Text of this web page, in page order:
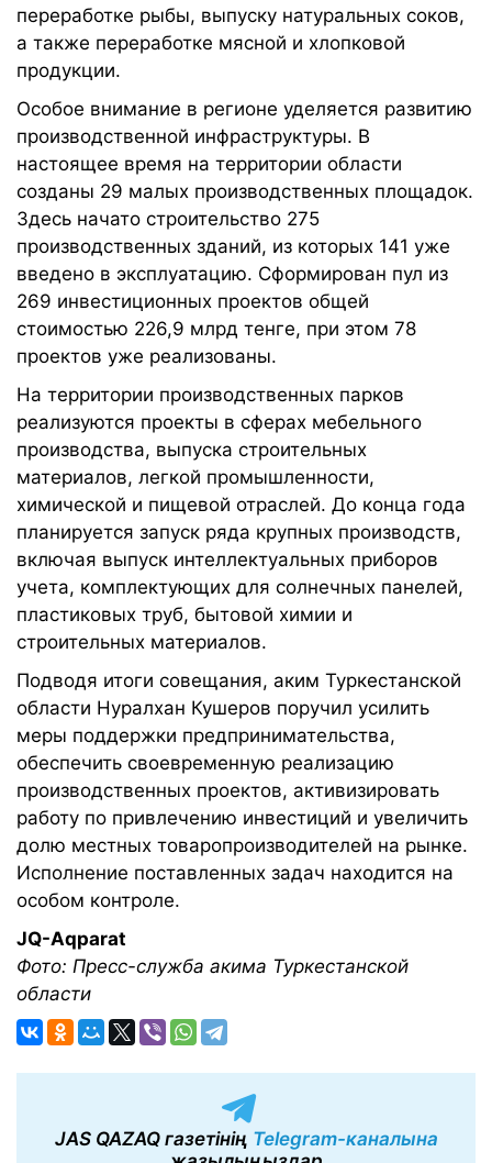
переработке рыбы, выпуску натуральных соков,
а также переработке мясной и хлопковой
продукции.
Особое внимание в регионе уделяется развитию
производственной инфраструктуры. В
настоящее время на территории области
созданы 29 малых производственных площадок.
Здесь начато строительство 275
производственных зданий, из которых 141 уже
введено в эксплуатацию. Сформирован пул из
269 инвестиционных проектов общей
стоимостью 226,9 млрд тенге, при этом 78
проектов уже реализованы.
На территории производственных парков
реализуются проекты в сферах мебельного
производства, выпуска строительных
материалов, легкой промышленности,
химической и пищевой отраслей. До конца года
планируется запуск ряда крупных производств,
включая выпуск интеллектуальных приборов
учета, комплектующих для солнечных панелей,
пластиковых труб, бытовой химии и
строительных материалов.
Подводя итоги совещания, аким Туркестанской
области Нуралхан Кушеров поручил усилить
меры поддержки предпринимательства,
обеспечить своевременную реализацию
производственных проектов, активизировать
работу по привлечению инвестиций и увеличить
долю местных товаропроизводителей на рынке.
Исполнение поставленных задач находится на
особом контроле.
JQ-Aqparat
Фото: Пресс-служба акима Туркестанской
области
JAS QAZAQ газетінің Telegram-каналына